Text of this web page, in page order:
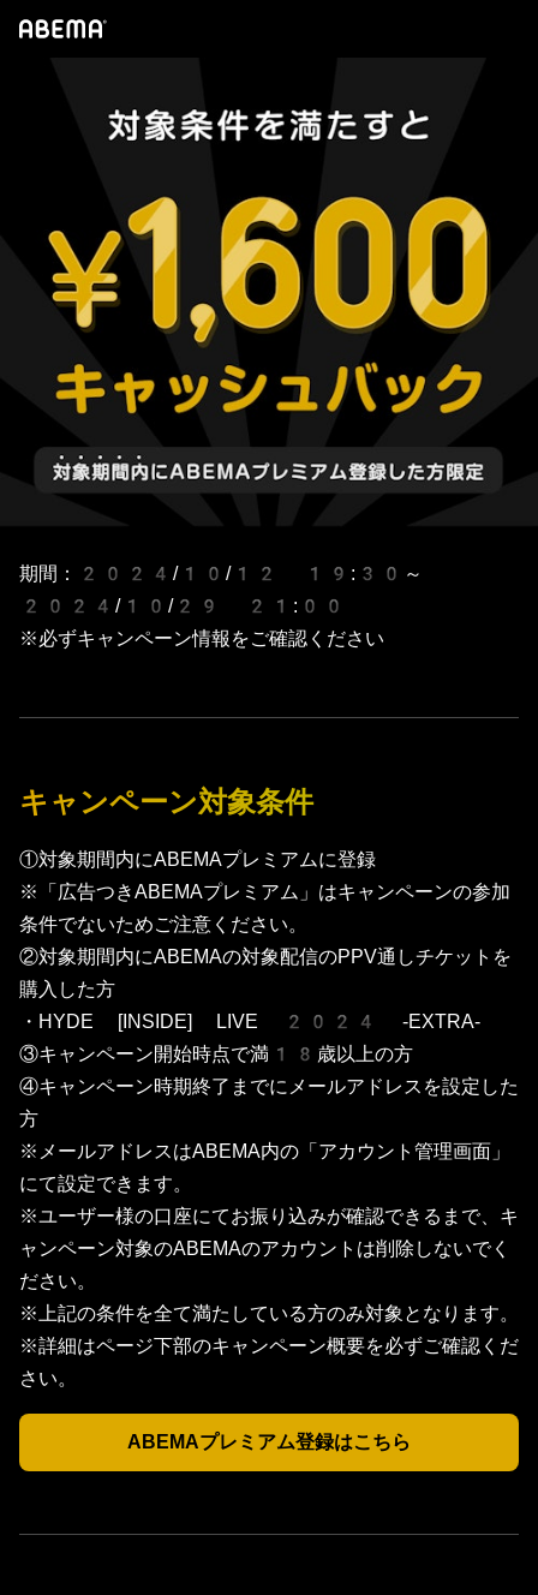
対象期間内にABEMAプレミ
期間：2024/10/12 19:30～
2024/10/29 21:00
※必ずキャンペーン情報をご確認ください
キャンペーン対象条件
①対象期間内にABEMAプレミアムに登録
※「広告つきABEMAプレミアム」はキャンペーンの参加
条件でないためご注意ください。
②対象期間内にABEMAの対象配信のPPV通しチケットを
購入した方
・HYDE [INSIDE] LIVE 2024 -EXTRA-
③キャンペーン開始時点で満18歳以上の方
④キャンペーン時期終了までにメールアドレスを設定した
方
※メールアドレスはABEMA内の「アカウント管理画面」
にて設定できます。
※ユーザー様の口座にてお振り込みが確認できるまで、キ
ャンペーン対象のABEMAのアカウントは削除しないでく
ださい。
※上記の条件を全て満たしている方のみ対象となります。
※詳細はページ下部のキャンペーン概要を必ずご確認くだ
さい。
ABEMAプレミアム登録はこちら